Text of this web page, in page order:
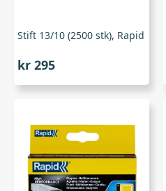
Stift 13/10 (2500 stk), Rapid
kr 295